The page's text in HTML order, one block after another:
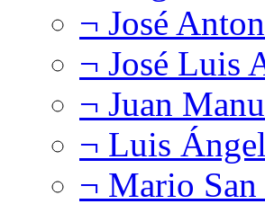
¬ José
¬ José Luis
¬ Juan
¬ Luis
¬ Mario